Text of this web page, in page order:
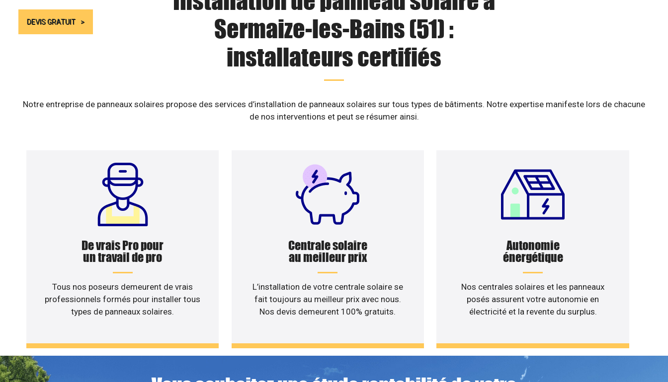
DEVIS GRATUIT
Sermaize-les-Bains (51) :
installateurs certifiés
Notre entreprise de panneaux solaires propose des services d’installation de panneaux solaires sur tous types de bâtiments. Notre expertise manifeste lors de chacune
de nos interventions et peut se résumer ainsi.
De vrais Pro pour
un travail de pro
Tous nos poseurs demeurent de vrais
professionnels formés pour installer tous
types de panneaux solaires.
Centrale solaire
au meilleur prix
L’installation de votre centrale solaire se
fait toujours au meilleur prix avec nous.
Nos devis demeurent 100% gratuits.
Autonomie
énergétique
Nos centrales solaires et les panneaux
posés assurent votre autonomie en
électricité et la revente du surplus.